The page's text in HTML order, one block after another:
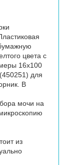
цвета с
16х100
для
В
мочи на
из